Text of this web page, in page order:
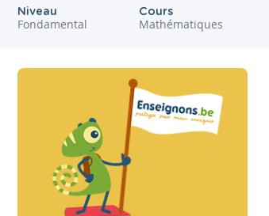
Niveau
Fondamental
Cours
Mathématiques